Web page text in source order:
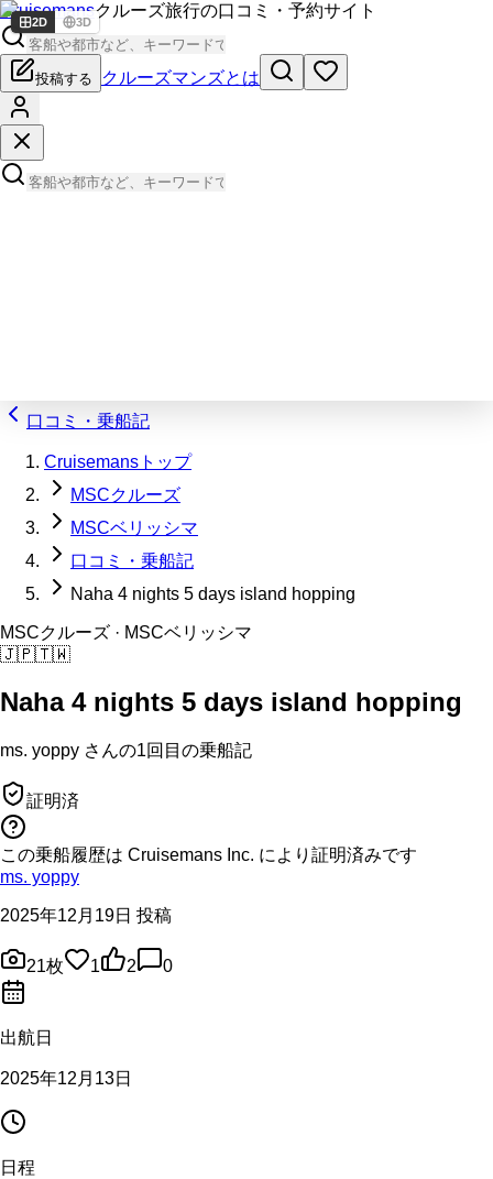
Cruisemansクルーズ旅行の口コミ・予約サイト
投稿する クルーズマンズとは
口コミ・乗船記
Cruisemansトップ
MSCクルーズ
MSCベリッシマ
口コミ・乗船記
Naha 4 nights 5 days island hopping
MSCクルーズ · MSCベリッシマ
🇯🇵🇹🇼
Naha 4 nights 5 days island hopping
ms. yoppy さんの1回目の乗船記
証明済
この乗船履歴は Cruisemans Inc. により証明済みです
ms. yoppy
2025年12月19日 投稿
21枚 1 2 0
出航日
2025年12月13日
日程
2D 3D